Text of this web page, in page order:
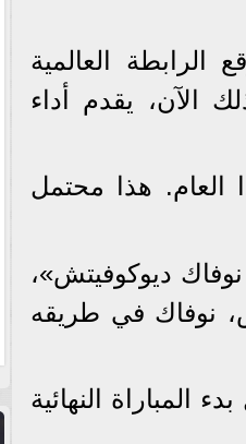
العالمية
الآن، يقدم أداء
العام. هذا محتمل
ديوكوفيتش»،
نوفاك في طريقه
النهائية